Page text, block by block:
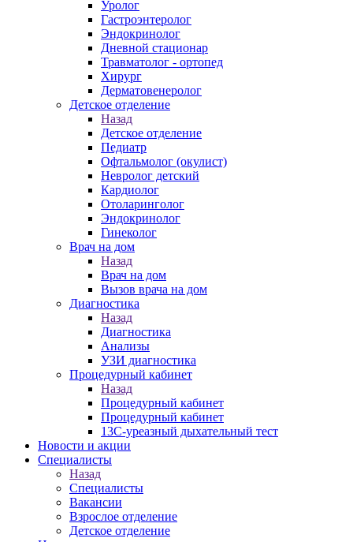
Уролог
Гастроэнтеролог
Эндокринолог
Дневной стационар
Травматолог - ортопед
Хирург
Дерматовенеролог
Детское отделение
Назад
Детское отделение
Педиатр
Офтальмолог (окулист)
Невролог детский
Кардиолог
Отоларинголог
Эндокринолог
Гинеколог
Врач на дом
Назад
Врач на дом
Вызов врача на дом
Диагностика
Назад
Диагностика
Анализы
УЗИ диагностика
Процедурный кабинет
Назад
Процедурный кабинет
Процедурный кабинет
13С-уреазный дыхательный тест
Новости и акции
Специалисты
Назад
Специалисты
Вакансии
Взрослое отделение
Детское отделение